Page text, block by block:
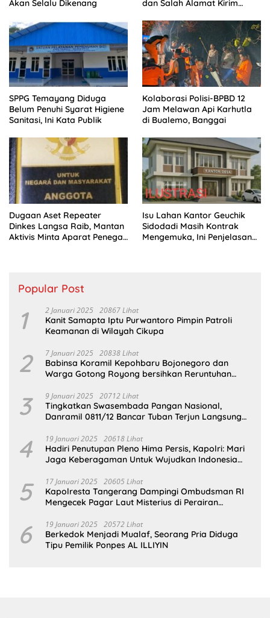
Akan Selalu Dikenang
dan Salah Alamat Kirim
SPPG Temayang Diduga
Belum Penuhi Syarat Higiene
Sanitasi, Ini Kata Publik
Kolaborasi Polisi-BPBD 12
Jam Melawan Api Karhutla
di Bualemo, Banggai
Dugaan Aset Repeater
Dinkes Langsa Raib, Mantan
Aktivis Minta Aparat Penegak
Isu Lahan Kantor Geuchik
Sidodadi Masih Kontrak
Mengemuka, Ini Penjelasan
Popular Post
1 2 Januari 2025 20867 Lihat
Kanit Samapta Iptu Purwantoro Pimpin Patroli
Keamanan di Wilayah Cikupa
2 7 Januari 2025 20838 Lihat
Babinsa Koramil Kepohbaru Bojonegoro dan
Warga Gotong Royong bersihkan Reruntuhan
3 9 Januari 2025 20712 Lihat
Tingkatkan Swasembada Pangan Nasional,
Danramil 0811/12 Bancar Tuban Terjun Langsung
4 19 Januari 2025 20618 Lihat
Hadiri Penutupan Pleno Hima Persis, Kapolri: Mari
Jaga Keberagaman Untuk Wujudkan Indonesia
5 17 Januari 2025 20605 Lihat
Kapolresta Tangerang Dampingi Ombudsman RI
Mengecek Pagar Laut Misterius di Perairan
6 19 Januari 2025 20572 Lihat
Berkedok Menjadi Mualaf, Seorang Pria Diduga
Tipu Pemilik Ponpes AL ILLIYIN